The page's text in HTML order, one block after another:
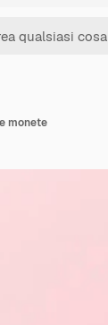
monete